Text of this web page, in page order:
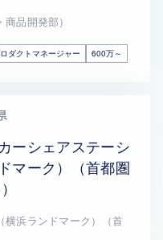
品開発部）
ダクトマネージャー 600万～
ーシェアステーシ
マーク）（首都圏
横浜ランドマーク）（首